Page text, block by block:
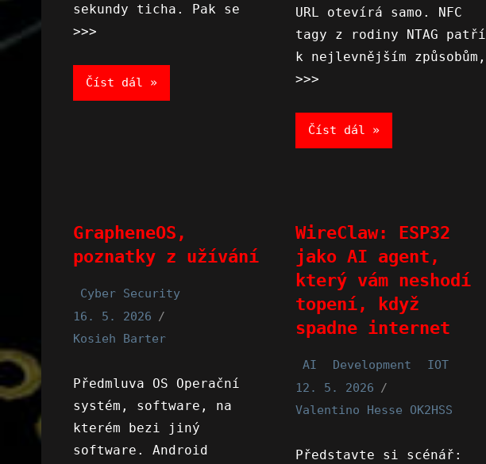
sekundy ticha. Pak se
>>>
Číst dál
URL otevírá samo. NFC
tagy z rodiny NTAG patří
k nejlevnějším způsobům,
>>>
Číst dál
GrapheneOS,
poznatky z užívání
Cyber Security
16. 5. 2026
Kosieh Barter
Předmluva OS Operační
systém, software, na
kterém bezi jiný
software. Android
WireClaw: ESP32
jako AI agent,
který vám neshodí
topení, když
spadne internet
AI Development
IOT
12. 5. 2026
Valentino Hesse OK2HSS
Představte si scénář: